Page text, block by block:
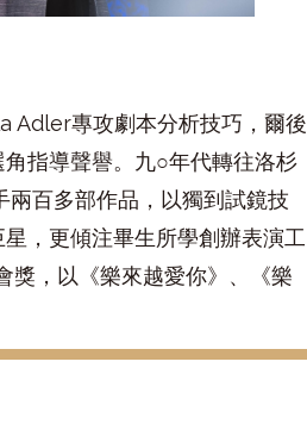
Adler專攻劇本分析技巧，爾後
指導聲譽。九○年代轉往洛杉
百多部作品，以獨到試鏡技
，更傾注畢生所學創辦表演工
獎，以《樂來越愛你》、《樂